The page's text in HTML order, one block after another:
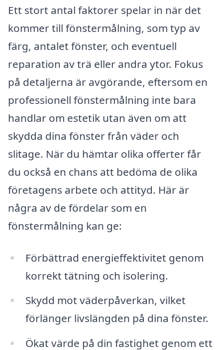
Ett stort antal faktorer spelar in när det
kommer till fönstermålning, som typ av
färg, antalet fönster, och eventuell
reparation av trä eller andra ytor. Fokus
på detaljerna är avgörande, eftersom en
professionell fönstermålning inte bara
handlar om estetik utan även om att
skydda dina fönster från väder och
slitage. När du hämtar olika offerter får
du också en chans att bedöma de olika
företagens arbete och attityd. Här är
några av de fördelar som en
fönstermålning kan ge:
Förbättrad energieffektivitet genom
korrekt tätning och isolering.
Skydd mot väderpåverkan, vilket
förlänger livslängden på dina fönster.
Ökat värde på din fastighet genom ett